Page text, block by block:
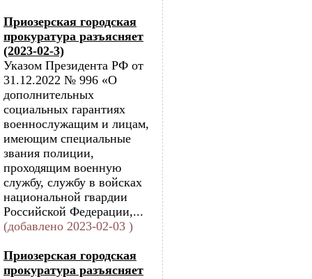
Приозерская городская
прокуратура разъясняет
(2023-02-3)
Указом Президента РФ от
31.12.2022 № 996 «О
дополнительных
социальных гарантиях
военнослужащим и лицам,
имеющим специальные
звания полиции,
проходящим военную
службу, службу в войсках
национальной гвардии
Российской Федерации,...
(добавлено 2023-02-03 )
Приозерская городская
прокуратура разъясняет